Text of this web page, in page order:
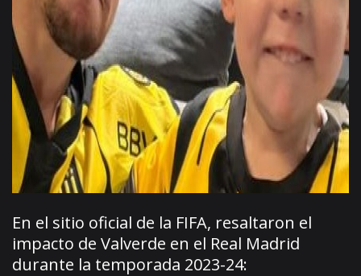
En el sitio oficial de la FIFA, resaltaron el
impacto de Valverde en el Real Madrid
durante la temporada 2023-24: